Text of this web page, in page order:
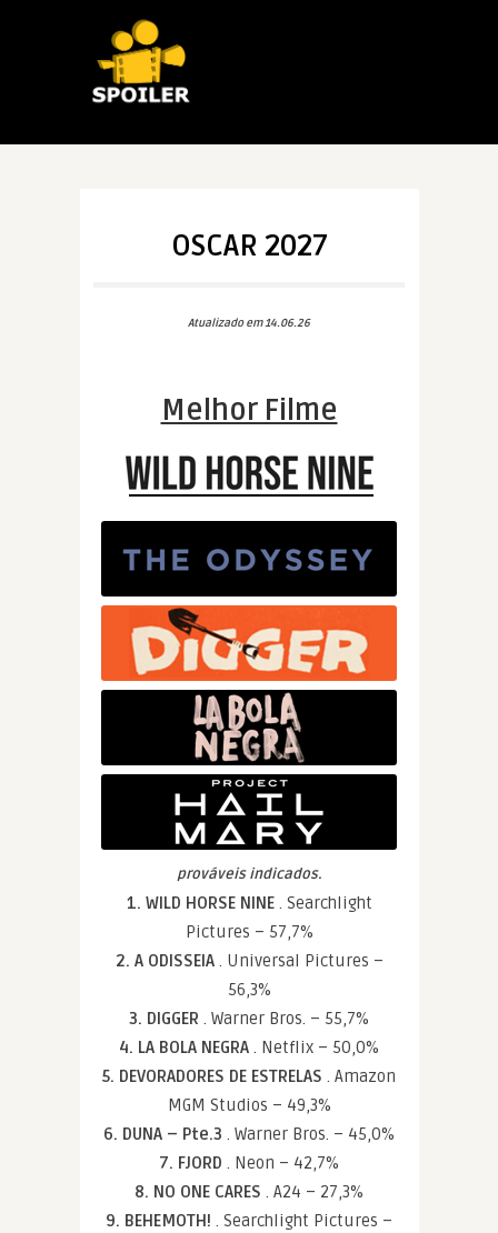
OSCAR 2027
Atualizado em 14.06.26
Melhor Filme
prováveis indicados.
1. WILD HORSE NINE . Searchlight
Pictures – 57,7%
2. A ODISSEIA . Universal Pictures –
56,3%
3. DIGGER . Warner Bros. – 55,7%
4. LA BOLA NEGRA . Netflix – 50,0%
5. DEVORADORES DE ESTRELAS . Amazon
MGM Studios – 49,3%
6. DUNA – Pte.3 . Warner Bros. – 45,0%
7. FJORD . Neon – 42,7%
8. NO ONE CARES . A24 – 27,3%
9. BEHEMOTH! . Searchlight Pictures –